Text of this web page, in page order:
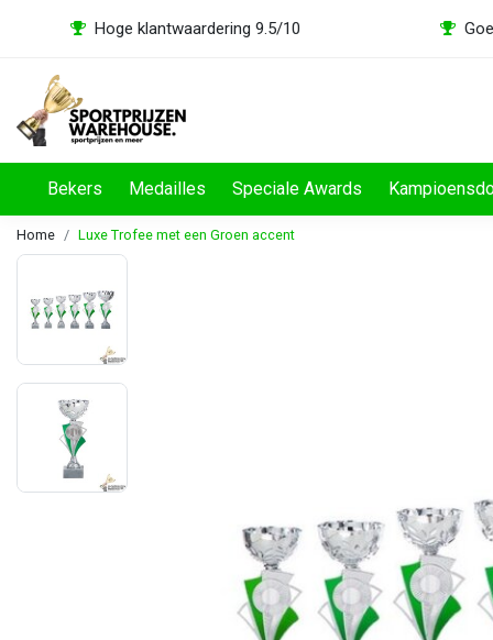
Hoge klantwaardering 9.5/10
Bekers Medailles Speciale Awards
Home Luxe Trofee met een Groen accent